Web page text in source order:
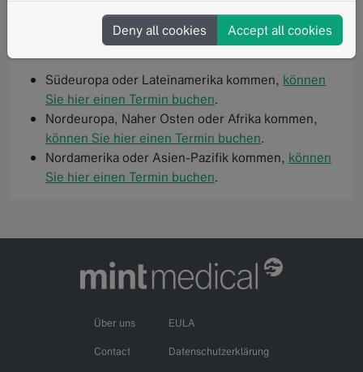
Experten
Wenn Sie aus…
Südeuropa oder Lateinamerika kommen, können
Sie hier einen Termin buchen.
Nordeuropa, Naher Osten oder Afrika kommen,
können Sie hier einen Termin buchen.
Nordamerika oder Asien-Pazifik kommen, können
Sie hier einen Termin buchen.
Über uns
Contact
EULA
Datenschutzerklärung
Deny all cookies Accept all cookies